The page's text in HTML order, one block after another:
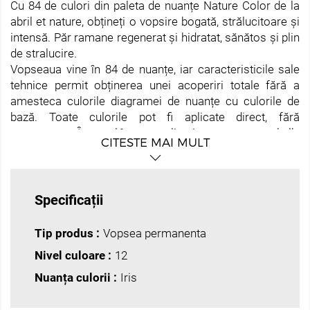
Cu 84 de culori din paleta de nuanțe Nature Color de la
abril et nature, obțineți o vopsire bogată, strălucitoare și
intensă. Păr ramane regenerat și hidratat, sănătos și plin
de stralucire.
Vopseaua vine în 84 de nuanțe, iar caracteristicile sale
tehnice permit obținerea unei acoperiri totale fără a
amesteca culorile diagramei de nuanțe cu culorile de
bază. Toate culorile pot fi aplicate direct, fără
amestecare. În cazul în care aplicați vopsea pe parul alb,
lăsați să actioneze timp de 45 de minute pentru o
penetrare mai buna a pigmentului.
recomandăm amestecarea culorilor decât dacă aveți o
bună cunoaștere a coloristicii. Amestecurile nepotrivite
pot provoca culori distorsionate care diferă de rezultatul
Toati cei cinci Nature Oxydant furnizează suficient
peroxid de hidrogen pentru a oxida precursorii
CITESTE MAI MULT
Specificații
Tip produs : Vopsea permanenta
Nivel culoare : 12
Nuanța culorii : Iris